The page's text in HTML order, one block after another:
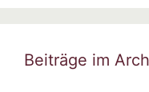
Beiträge im